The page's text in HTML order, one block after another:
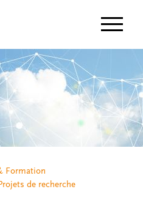
Formation
de recherche